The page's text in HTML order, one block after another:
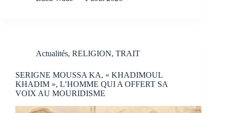
Actualités, RELIGION, TRAIT
SERIGNE MOUSSA KA, « KHADIMOUL
KHADIM », L’HOMME QUI A OFFERT SA
VOIX AU MOURIDISME